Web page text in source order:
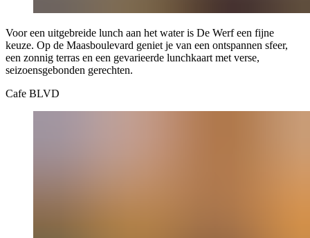
Voor een uitgebreide lunch aan het water is De Werf een fijne
keuze. Op de Maasboulevard geniet je van een ontspannen sfeer,
een zonnig terras en een gevarieerde lunchkaart met verse,
seizoensgebonden gerechten.
Cafe BLVD